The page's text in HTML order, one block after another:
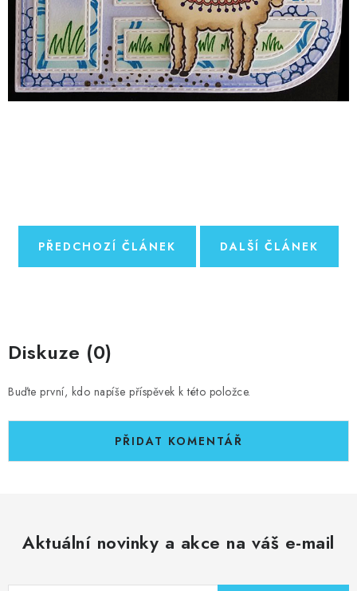
PŘEDCHOZÍ ČLÁNEK DALŠÍ ČLÁNEK
Diskuze (0)
Buďte první, kdo napíše příspěvek k této položce.
PŘIDAT KOMENTÁŘ
Aktuální novinky a akce na váš e-mail